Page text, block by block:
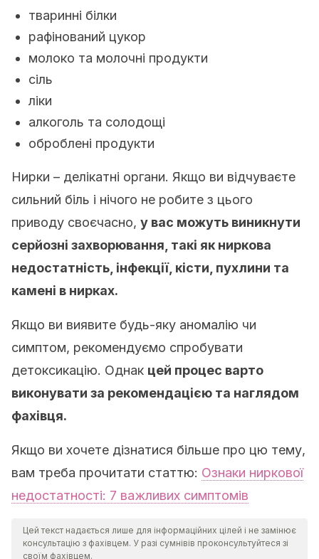
тваринні білки
рафінований цукор
молоко та молочні продукти
сіль
ліки
алкоголь та солодощі
оброблені продукти
Нирки – делікатні органи. Якщо ви відчуваєте
сильний біль і нічого не робите з цього
приводу своєчасно, у вас можуть виникнути
серйозні захворювання, такі як ниркова
недостатність, інфекції, кісти, пухлини та
камені в нирках.
Якщо ви виявите будь-яку аномалію чи
симптом, рекомендуємо спробувати
детоксикацію. Однак цей процес варто
виконувати за рекомендацією та наглядом
фахівця.
Якщо ви хочете дізнатися більше про цю тему,
вам треба прочитати статтю: Ознаки ниркової
недостатності: 7 важливих симптомів
Цей текст надається лише для інформаційних цілей і не замінює
консультацію з фахівцем. У разі сумнівів проконсультуйтеся зі
своїм фахівцем.